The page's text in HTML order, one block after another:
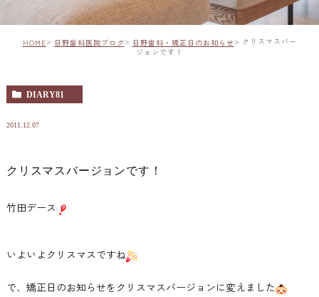
HOME 日野歯科医院ブログ 日野歯科・矯正日のお知らせ
クリスマスバー
ジョンです！
DIARY81
2011.12.07
クリスマスバージョンです！
竹田デース
いよいよクリスマスですね
で、矯正日のお知らせをクリスマスバージョンに変えました